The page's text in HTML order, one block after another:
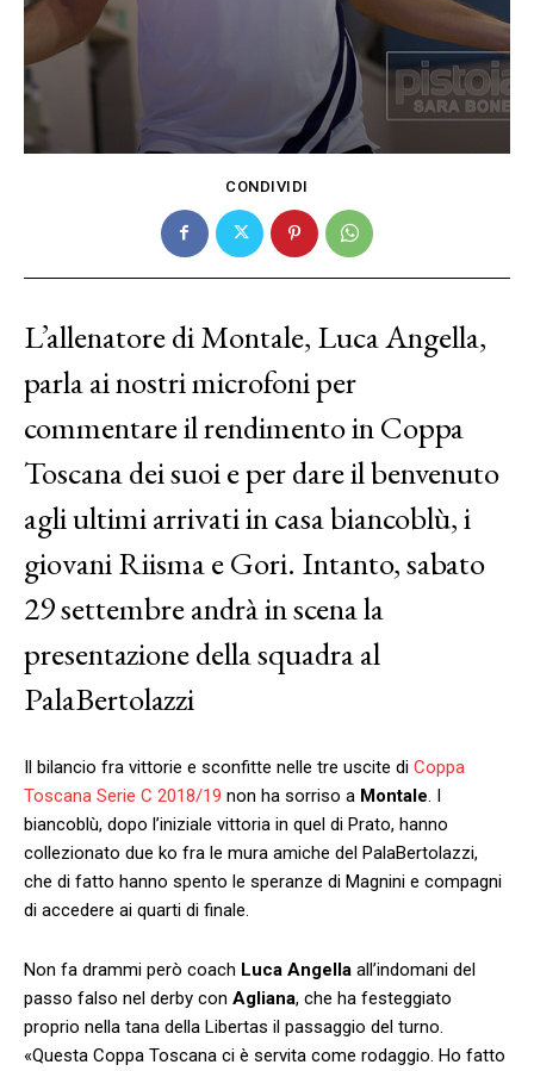
CONDIVIDI
L’allenatore di Montale, Luca Angella,
parla ai nostri microfoni per
commentare il rendimento in Coppa
Toscana dei suoi e per dare il benvenuto
agli ultimi arrivati in casa biancoblù, i
giovani Riisma e Gori. Intanto, sabato
29 settembre andrà in scena la
presentazione della squadra al
PalaBertolazzi
Il bilancio fra vittorie e sconfitte nelle tre uscite di Coppa
Toscana Serie C 2018/19 non ha sorriso a Montale. I
biancoblù, dopo l’iniziale vittoria in quel di Prato, hanno
collezionato due ko fra le mura amiche del PalaBertolazzi,
che di fatto hanno spento le speranze di Magnini e compagni
di accedere ai quarti di finale.
Non fa drammi però coach Luca Angella all’indomani del
passo falso nel derby con Agliana, che ha festeggiato
proprio nella tana della Libertas il passaggio del turno.
«Questa Coppa Toscana ci è servita come rodaggio. Ho fatto